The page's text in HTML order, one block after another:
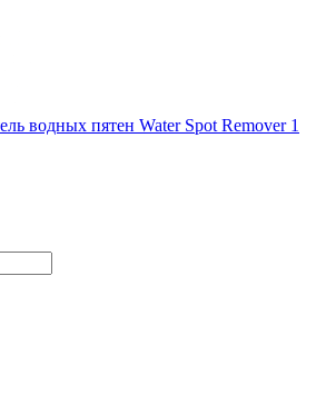
водных пятен Water Spot Remover 1